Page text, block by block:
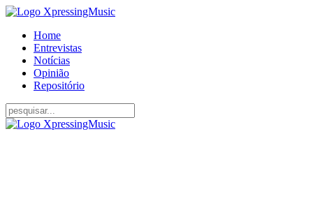
Home
Entrevistas
Notícias
Opinião
Repositório